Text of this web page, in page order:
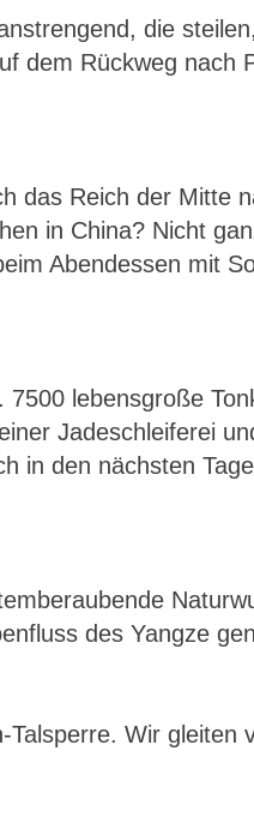
die
dem Rückweg nach
das Reich der Mitte
in China? Nicht
Abendessen mit
lebensgroße
Jadeschleiferei
in den nächsten
des Yangze
Wir gleiten